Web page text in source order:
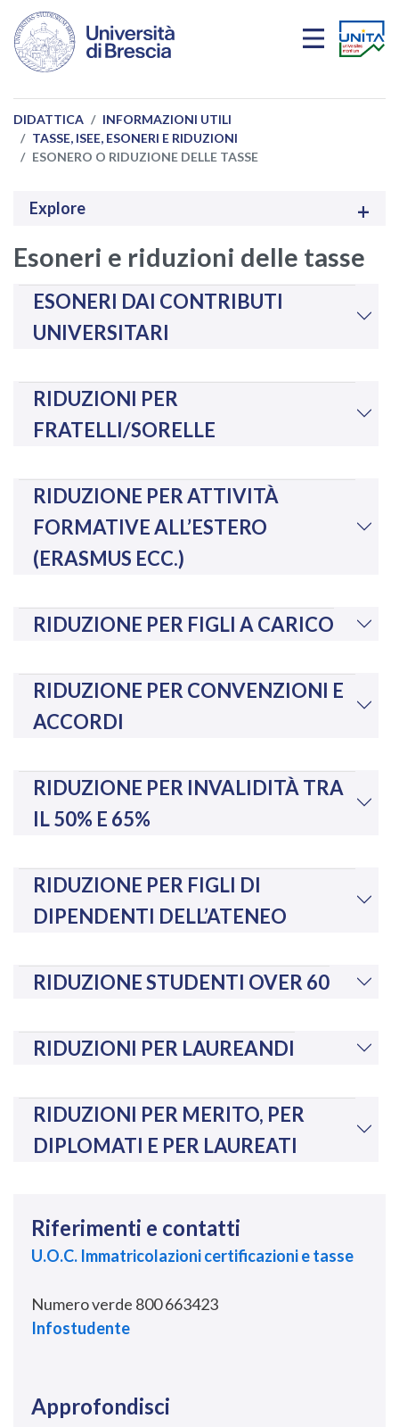
Salta al contenuto principale
DIDATTICA
INFORMAZIONI UTILI
TASSE, ISEE, ESONERI E RIDUZIONI
ESONERO O RIDUZIONE DELLE TASSE
Explore
Esoneri e riduzioni delle tasse
ESONERI DAI CONTRIBUTI
UNIVERSITARI
RIDUZIONI PER
FRATELLI/SORELLE
RIDUZIONE PER ATTIVITÀ
FORMATIVE ALL’ESTERO
(ERASMUS ECC.)
RIDUZIONE PER FIGLI A CARICO
RIDUZIONE PER CONVENZIONI E
ACCORDI
RIDUZIONE PER INVALIDITÀ TRA
IL 50% E 65%
RIDUZIONE PER FIGLI DI
DIPENDENTI DELL’ATENEO
RIDUZIONE STUDENTI OVER 60
RIDUZIONI PER LAUREANDI
RIDUZIONI PER MERITO, PER
DIPLOMATI E PER LAUREATI
Riferimenti e contatti
U.O.C. Immatricolazioni certificazioni e tasse
Numero verde 800 663423
Infostudente
Approfondisci